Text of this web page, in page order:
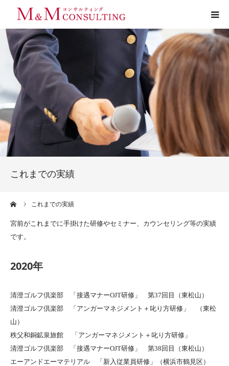
これまでの実績
これまでの実績
宮前がこれまでに手掛けた研修やセミナー、カウンセリング等の実績
です。
2020年
清澄ゴルフ倶楽部 「接遇マナーOJT研修」 第37回目（東松山）
清澄ゴルフ倶楽部 「アンガーマネジメント＋叱り方研修」 （東松
山）
秩父和銅鉱泉旅館 「アンガーマネジメント＋叱り方研修」
清澄ゴルフ倶楽部 「接遇マナーOJT研修」 第38回目（東松山）
エーアンドエーマテリアル 「新入従業員研修」（横浜市鶴見区）
プロフィール
サービス
実績